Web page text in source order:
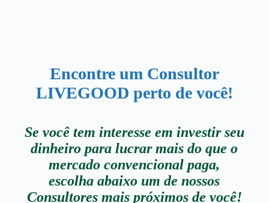
Encontre um Consultor
LIVEGOOD perto de você!
Se você tem interesse em investir seu
dinheiro para lucrar mais do que o
mercado convencional paga,
escolha abaixo um de nossos
Consultores mais próximos de você!